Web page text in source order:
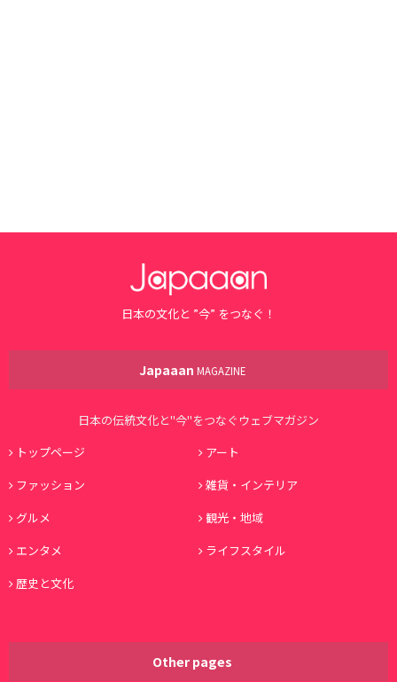
日本の文化と ”今” をつなぐ！
Japaaan MAGAZINE
日本の伝統文化と"今"をつなぐウェブマガジン
トップページ
アート
ファッション
雑貨・インテリア
グルメ
観光・地域
エンタメ
ライフスタイル
歴史と文化
Other pages